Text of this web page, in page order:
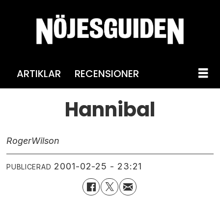
ARTIKLAR RECENSIONER
Hannibal
RogerWilson
PUBLICERAD 2001-02-25 - 23:21